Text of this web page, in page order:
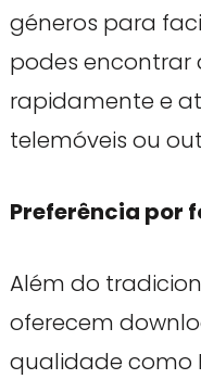
géneros para
podes encontrar
rapidamente e
telemóveis ou
Preferência por
Além do
oferecem
qualidade como